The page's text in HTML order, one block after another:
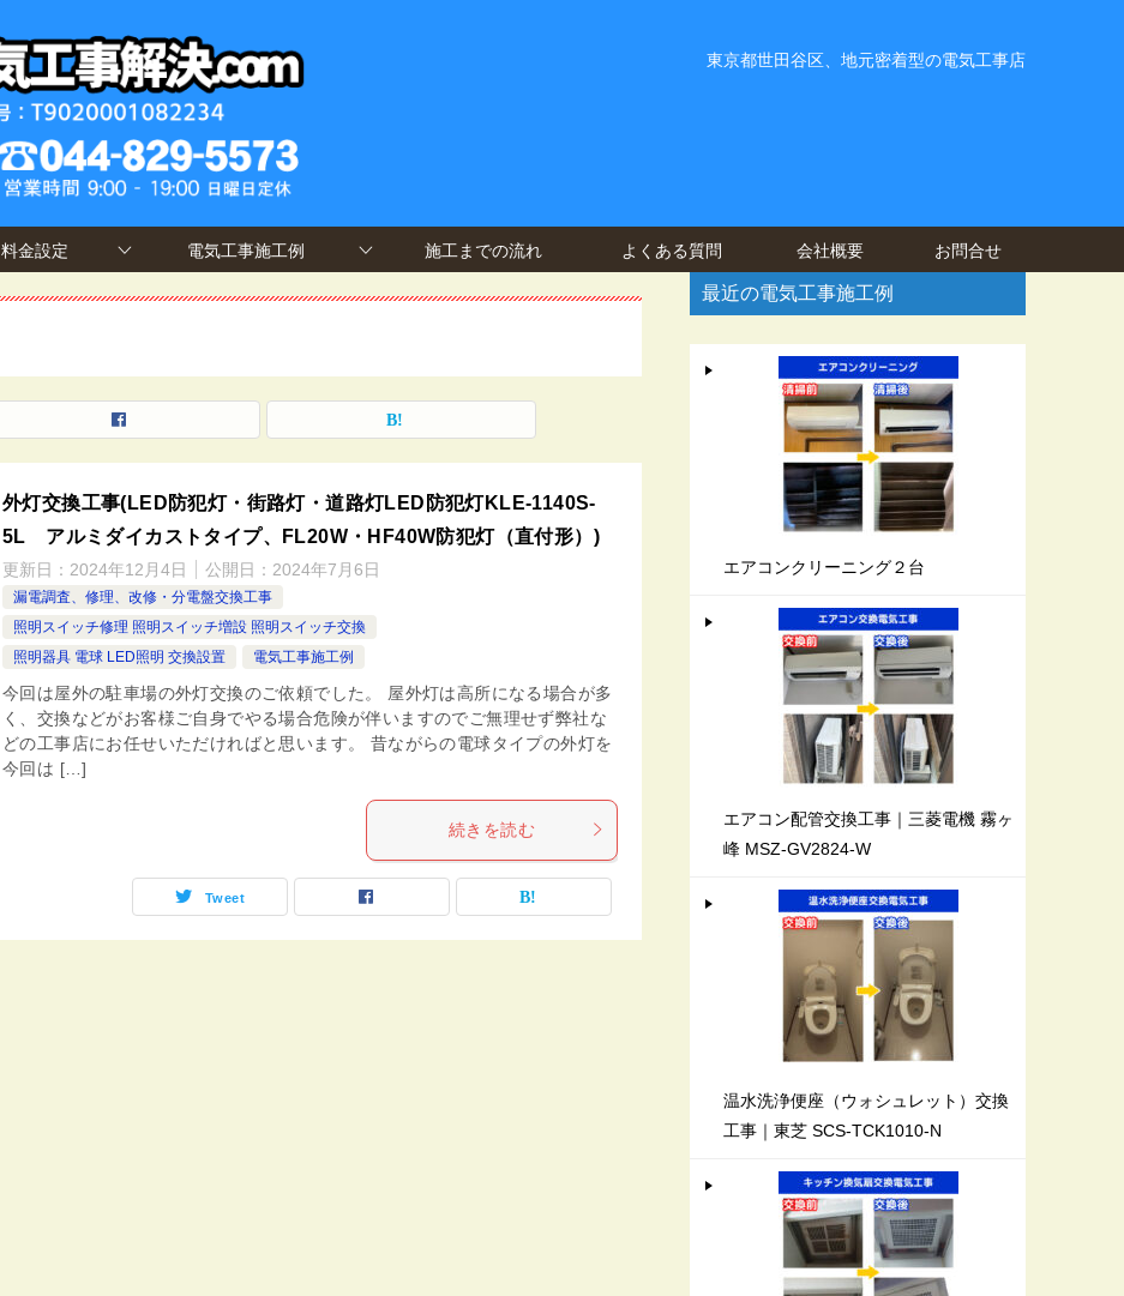
東京都世田谷区、地元密着型の電気工事店
料金設定 電気工事施工例 施工までの流れ よくある質問 会社概要 お問合せ
外灯交換工事(LED防犯灯・街路灯・道路灯LED防犯灯KLE-1140S-
5L アルミダイカストタイプ、FL20W・HF40W防犯灯（直付形）)
更新日： 2024年12月4日 公開日： 2024年7月6日
漏電調査、修理、改修・分電盤交換工事
照明スイッチ修理 照明スイッチ増設 照明スイッチ交換
照明器具 電球 LED照明 交換設置
電気工事施工例
今回は屋外の駐車場の外灯交換のご依頼でした。 屋外灯は高所になる場合が多
く、交換などがお客様ご自身でやる場合危険が伴いますのでご無理せず弊社な
どの工事店にお任せいただければと思います。 昔ながらの電球タイプの外灯を
今回は […]
続きを読む
Tweet
最近の電気工事施工例
エアコンクリーニング２台
エアコン配管交換工事｜三菱電機 霧ヶ
峰 MSZ-GV2824-W
温水洗浄便座（ウォシュレット）交換
工事｜東芝 SCS-TCK1010-N